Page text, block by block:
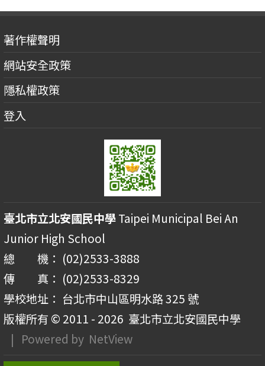
著作權聲明
網站安全政策
隱私權政策
登入
臺北市立北安國民中學Taipei Municipal Bei An
Junior High School
總 機： (02)2533-3888
傳 真： (02)2533-8329
學校地址： 台北市中山區明水路 325 號
版權所有 © 2011 - 2026 臺北市立北安國民中學
| Powered by NetView